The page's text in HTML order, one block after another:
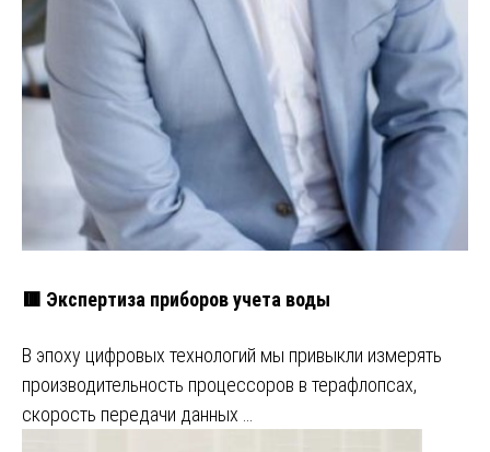
🟥 Экспертиза приборов учета воды
В эпоху цифровых технологий мы привыкли измерять
производительность процессоров в терафлопсах,
скорость передачи данных …